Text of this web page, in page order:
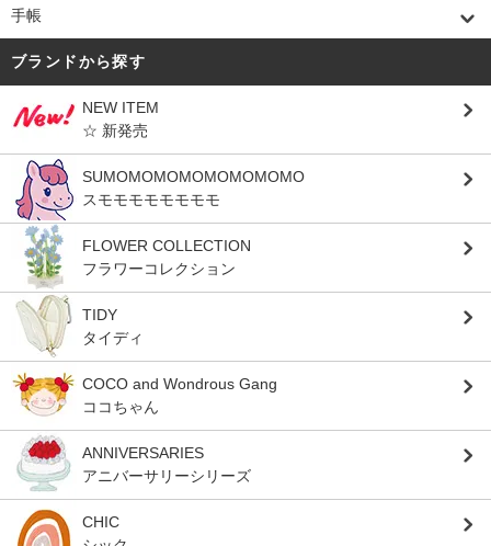
手帳
ブランドから探す
NEW ITEM
☆ 新発売
SUMOMOMOMOMOMOMOMO
スモモモモモモモモ
FLOWER COLLECTION
フラワーコレクション
TIDY
タイディ
COCO and Wondrous Gang
ココちゃん
ANNIVERSARIES
アニバーサリーシリーズ
CHIC